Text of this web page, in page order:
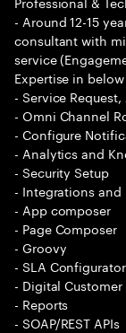
- Around 12-15
consultant with
service
Expertise in
- Service
- Omni Channel
- Configure
- Analytics and
- Security Setup
- Integrations and
- App composer
- Page Composer
- Groovy
- SLA Configurator
- Digital Customer
- Reports
- SOAP/REST APIs